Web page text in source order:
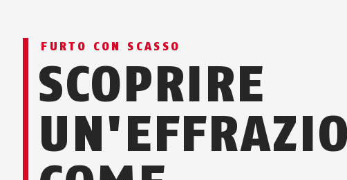
FURTO CON SCASSO
SCOPRIRE